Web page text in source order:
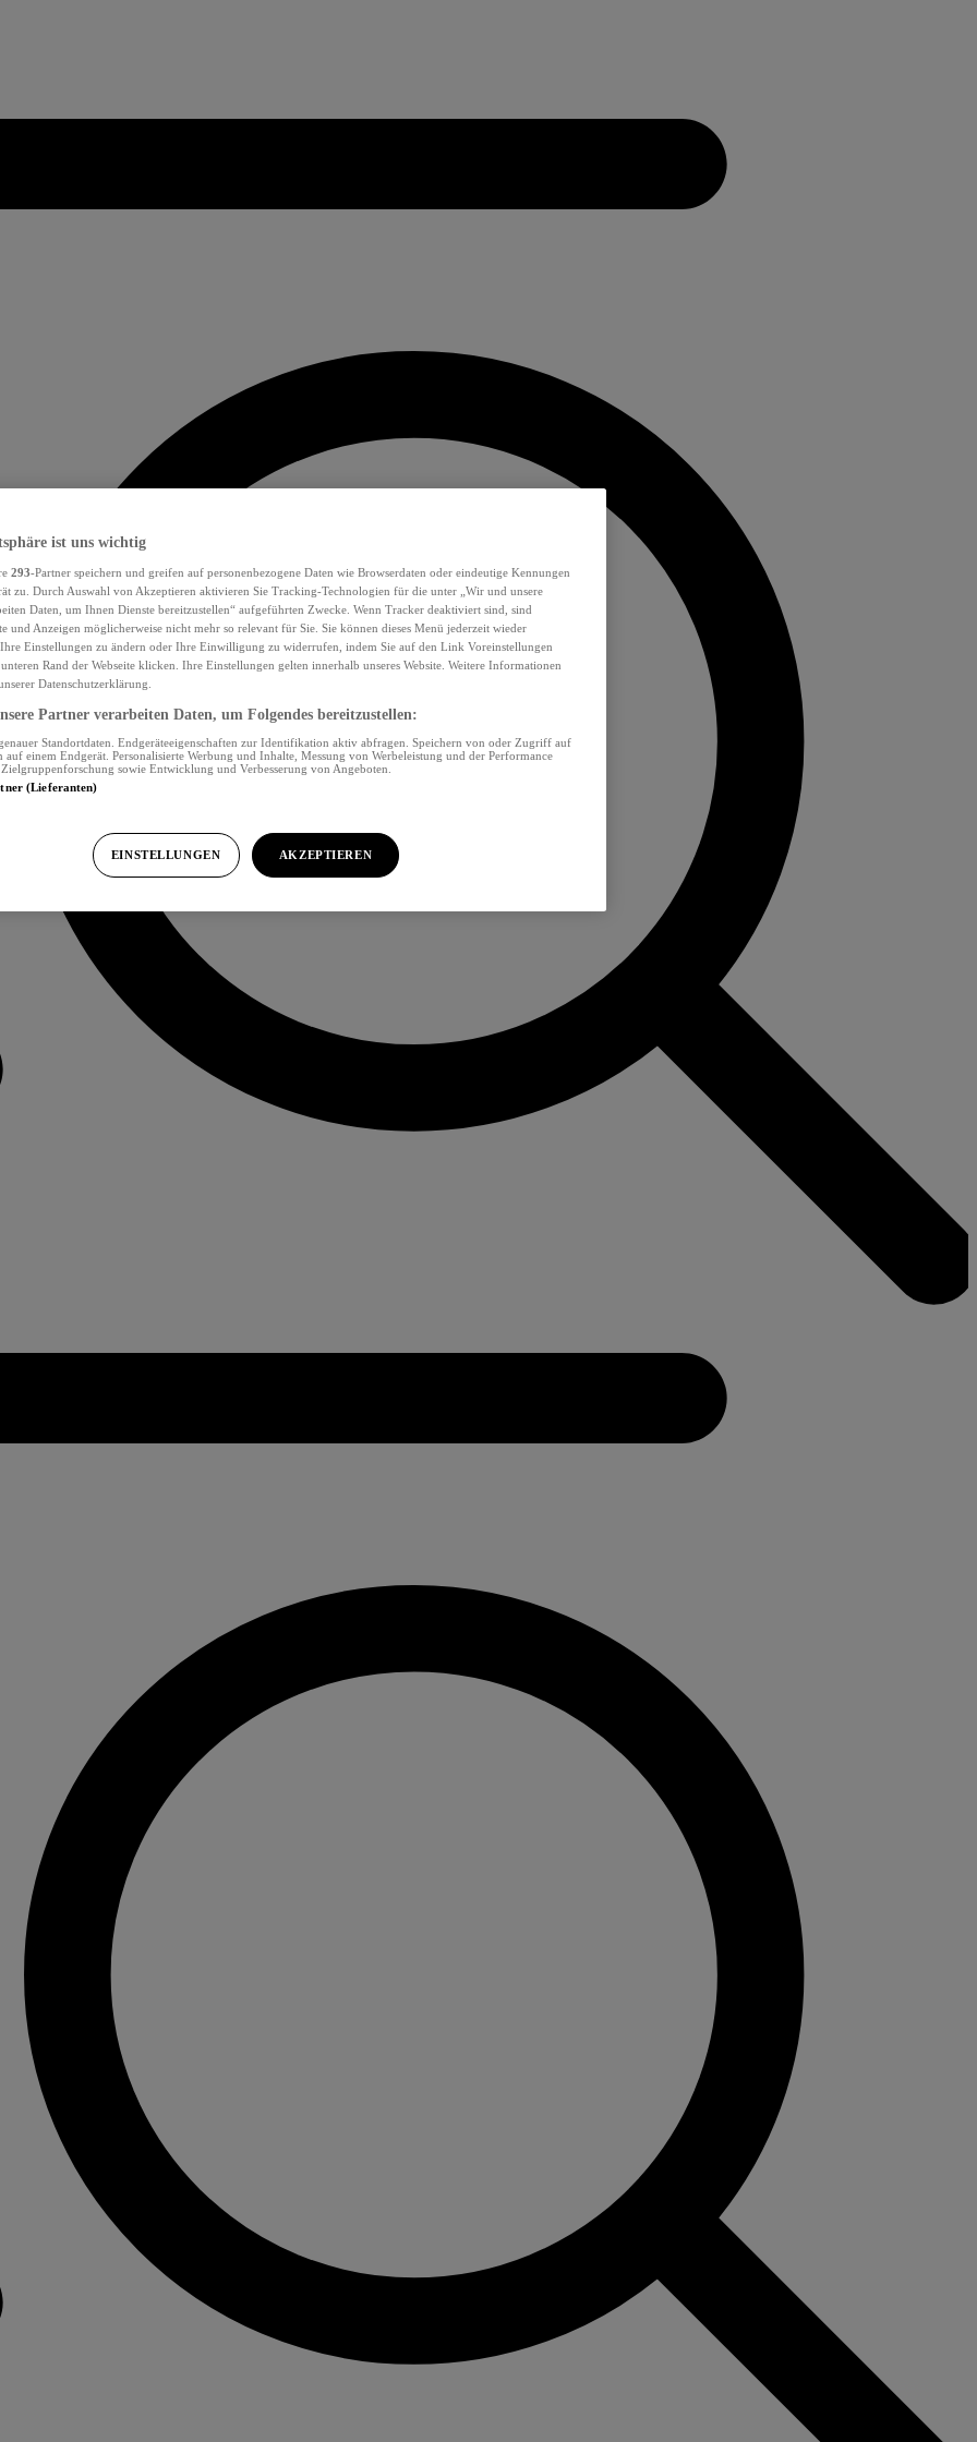
ist uns wichtig
293-Partner speichern und greifen auf personenbezogene Daten wie Browserdaten oder eindeutige Kennungen
zu. Durch Auswahl von Akzeptieren aktivieren Sie Tracking-Technologien für die unter „Wir und unsere
Daten, um Ihnen Dienste bereitzustellen“ aufgeführten Zwecke. Wenn Tracker deaktiviert sind, sind
und Anzeigen möglicherweise nicht mehr so relevant für Sie. Sie können dieses Menü jederzeit wieder
Einstellungen zu ändern oder Ihre Einwilligung zu widerrufen, indem Sie auf den Link Voreinstellungen
Rand der Webseite klicken. Ihre Einstellungen gelten innerhalb unseres Website. Weitere Informationen
Datenschutzerklärung.
Partner verarbeiten Daten, um Folgendes bereitzustellen:
Standortdaten. Endgeräteeigenschaften zur Identifikation aktiv abfragen. Speichern von oder Zugriff auf
einem Endgerät. Personalisierte Werbung und Inhalte, Messung von Werbeleistung und der Performance
sowie Entwicklung und Verbesserung von Angeboten.
(Lieferanten)
EINSTELLUNGEN AKZEPTIEREN